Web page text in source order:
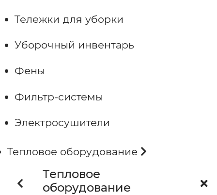
Тележки для уборки
Уборочный инвентарь
Фены
Фильтр-системы
Электросушители
Тепловое оборудование
Тепловое
оборудование